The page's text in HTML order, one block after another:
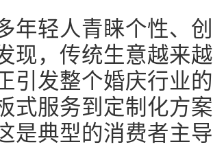
年轻人青睐个性、
现，传统生意越来
引发整个婚庆行业
式服务到定制化方
是典型的消费者主